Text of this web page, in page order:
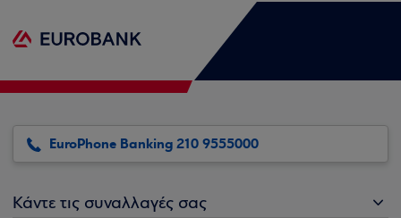
EuroPhone Banking 210 9555000
Κάντε τις συναλλαγές σας